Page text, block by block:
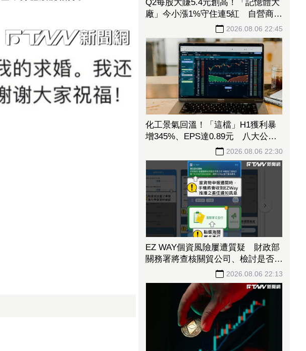
Q2每股大賺5.4元創高！「記憶體大
廠」今小漲1%守住連5紅 自營商卻
脫手449張、抱回7549萬元2026.08.06 22:45
化工景氣回溫！「這檔」H1獲利暴
增345%、EPS達0.89元 八大公股
2026.08.06 22:30
EZ WAY個資風險屢遭質疑 財政部
關務署將查核關貿公司、檢討是否統
2026.08.06 22:13